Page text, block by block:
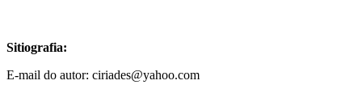
Sitiografia:
E-mail do autor: ciriades@yahoo.com